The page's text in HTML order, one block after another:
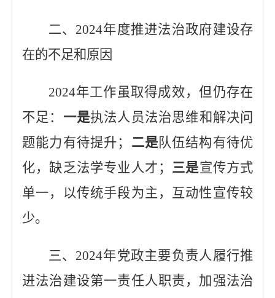
二、 2024年度推进法治政府建设存
在的不足和原因
2024年工作虽取得成效，但仍存在
不足： 一是执法人员法治思维和解决问
题能力有待提升；
二是队伍结构有待优
化，缺乏法学专业人才； 三是宣传方式
单一，
以传统手段为主，互动性宣传较
少。
三、 2024年党政主要负责人履行推
进法治建设第一责任人职责，加强法治